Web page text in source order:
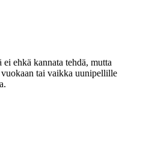
ehkä kannata tehdä, mutta
tai vaikka uunipellille